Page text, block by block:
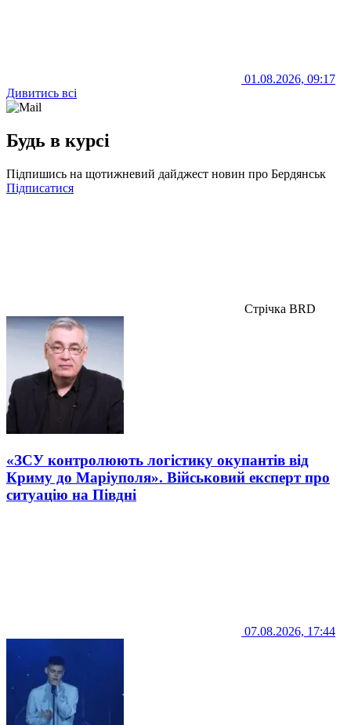
01.08.2026, 09:17
Дивитись всі
Будь в курсі
Підпишись на щотижневий дайджест новин про Бердянськ
Підписатися
Стрічка BRD
«ЗСУ контролюють логістику окупантів від
Криму до Маріуполя». Військовий експерт про
ситуацію на Півдні
07.08.2026, 17:44